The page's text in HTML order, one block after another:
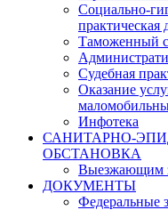
Социально-
практическая
Таможенный
Судебная
Оказание
Инфотека
САНИТАРНО-
ОБСТАНОВКА
Выезжающим
ДОКУМЕНТЫ
Федеральные